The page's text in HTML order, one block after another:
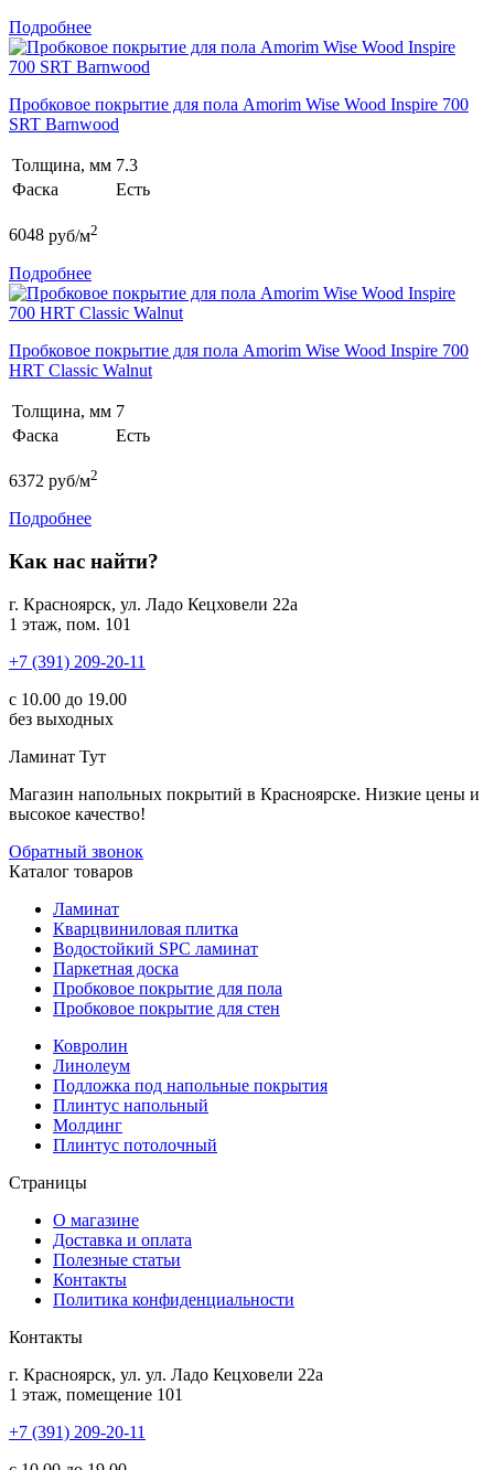
Подробнее
Пробковое покрытие для пола Amorim Wise Wood Inspire 700
SRT Barnwood
Толщина, мм 7.3
Фаска
Есть
6048 руб/м2
Подробнее
Пробковое покрытие для пола Amorim Wise Wood Inspire 700
HRT Classic Walnut
Толщина, мм 7
Фаска
Есть
6372 руб/м2
Подробнее
Как нас найти?
г. Красноярск, ул. Ладо Кецховели 22а
1 этаж, пом. 101
+7 (391) 209-20-11
с 10.00 до 19.00
без выходных
Ламинат Тут
Магазин напольных покрытий в Красноярске. Низкие цены и
высокое качество!
Обратный звонок
Каталог товаров
Ламинат
Кварцвиниловая плитка
Водостойкий SPC ламинат
Паркетная доска
Пробковое покрытие для пола
Пробковое покрытие для стен
Ковролин
Линолеум
Подложка под напольные покрытия
Плинтус напольный
Молдинг
Плинтус потолочный
Страницы
О магазине
Доставка и оплата
Полезные статьи
Контакты
Политика конфиденциальности
Контакты
г. Красноярск, ул. ул. Ладо Кецховели 22а
1 этаж, помещение 101
+7 (391) 209-20-11